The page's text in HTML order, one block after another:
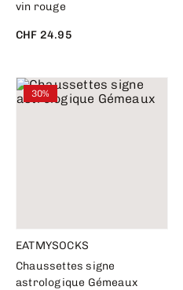
vin rouge
CHF 24.95
30%
EATMYSOCKS
Chaussettes signe
astrologique Gémeaux